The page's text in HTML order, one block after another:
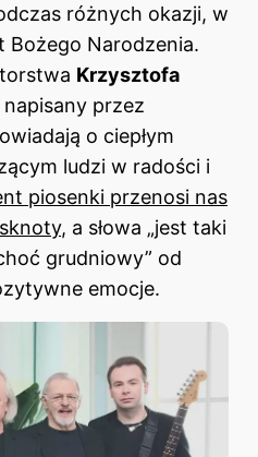
różnych okazji, w
Narodzenia.
Krzysztofa
przez
o ciepłym
ludzi w radości i
piosenki przenosi nas
, a słowa „jest taki
grudniowy” od
emocje.